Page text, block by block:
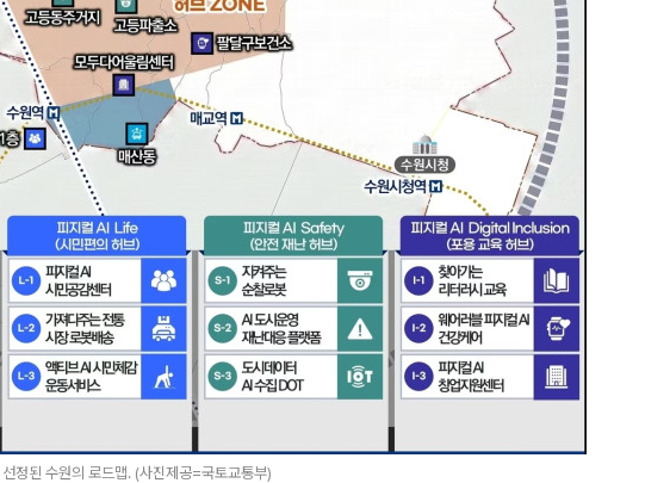
정된 수원의 로드맵. (사진제공=국토교통부)